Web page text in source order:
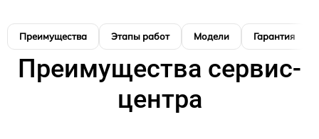
Преимущества Этапы работ Модели Гарантия
Преимущества сервис-
центра